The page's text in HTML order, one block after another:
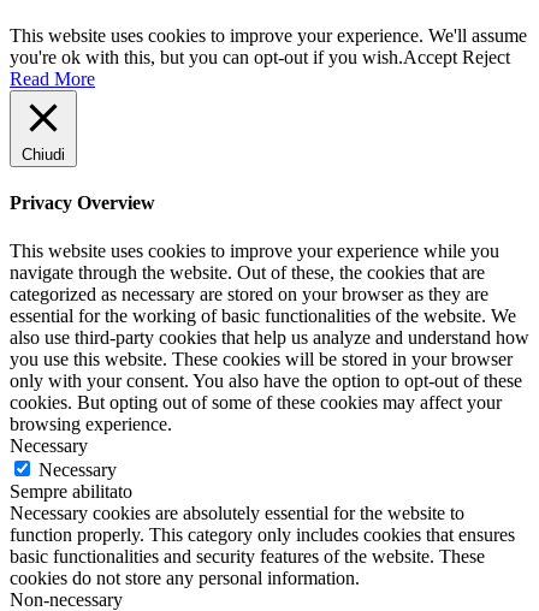
This website uses cookies to improve your experience. We'll assume
you're ok with this, but you can opt-out if you wish.Accept Reject
Read More
Chiudi
Privacy Overview
This website uses cookies to improve your experience while you
navigate through the website. Out of these, the cookies that are
categorized as necessary are stored on your browser as they are
essential for the working of basic functionalities of the website. We
also use third-party cookies that help us analyze and understand how
you use this website. These cookies will be stored in your browser
only with your consent. You also have the option to opt-out of these
cookies. But opting out of some of these cookies may affect your
browsing experience.
Necessary
Necessary
Sempre abilitato
Necessary cookies are absolutely essential for the website to
function properly. This category only includes cookies that ensures
basic functionalities and security features of the website. These
cookies do not store any personal information.
Non-necessary